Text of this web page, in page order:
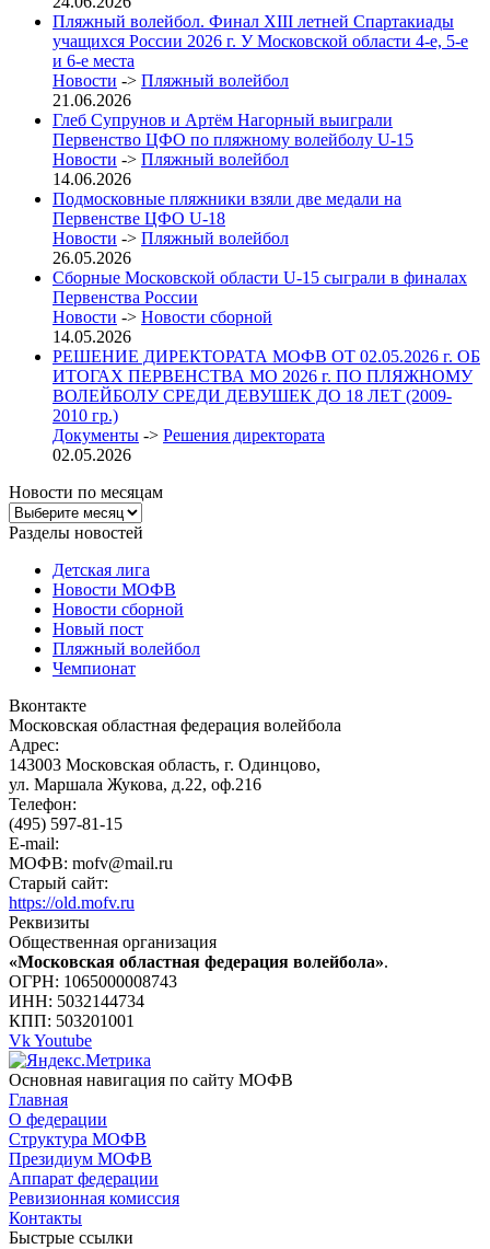
Пляжный волейбол. Финал XIII летней Спартакиады
учащихся России 2026 г. У Московской области 4-е, 5-е
и 6-е места
Новости -> Пляжный волейбол
21.06.2026
Глеб Супрунов и Артём Нагорный выиграли
Первенство ЦФО по пляжному волейболу U-15
Новости -> Пляжный волейбол
14.06.2026
Подмосковные пляжники взяли две медали на
Первенстве ЦФО U-18
Новости -> Пляжный волейбол
26.05.2026
Сборные Московской области U-15 сыграли в финалах
Первенства России
Новости -> Новости сборной
14.05.2026
РЕШЕНИЕ ДИРЕКТОРАТА МОФВ ОТ 02.05.2026 г. ОБ
ИТОГАХ ПЕРВЕНСТВА МО 2026 г. ПО ПЛЯЖНОМУ
ВОЛЕЙБОЛУ СРЕДИ ДЕВУШЕК ДО 18 ЛЕТ (2009-
2010 гр.)
Документы -> Решения директората
02.05.2026
Новости по месяцам
Новости
по
Разделы новостей
Детская лига
Новости МОФВ
Новости сборной
Новый пост
Пляжный волейбол
Чемпионат
Вконтакте
Московская областная федерация волейбола
Адрес:
143003 Московская область, г. Одинцово,
ул. Маршала Жукова, д.22, оф.216
Телефон:
(495) 597-81-15
E-mail:
МОФВ: mofv@mail.ru
Старый сайт:
https://old.mofv.ru
Реквизиты
Общественная организация
«Московская областная федерация волейбола».
ОГРН: 1065000008743
ИНН: 5032144734
КПП: 503201001
VkYoutube
Основная навигация по сайту МОФВ
Главная
О федерации
Структура МОФВ
Президиум МОФВ
Аппарат федерации
Ревизионная комиссия
Контакты
Быстрые ссылки